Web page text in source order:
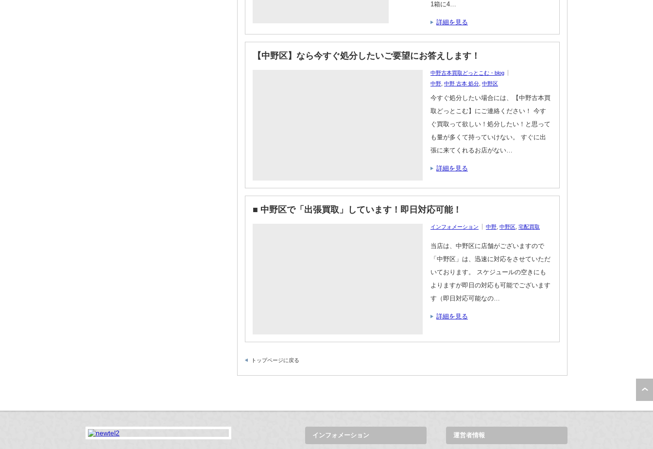
1箱に4…
詳細を見る
【中野区】なら今すぐ処分したいご要望にお答えします！
中野古本買取どっとこむ・blog
中野 中野 古本 処分 中野区
今すぐ処分したい場合には、【中野古本買
取どっとこむ】にご連絡ください！ 今す
ぐ買取って欲しい！処分したい！と思って
も量が多くて持っていけない。 すぐに出
張に来てくれるお店がない…
詳細を見る
■ 中野区で「出張買取」しています！即日対応可能！
インフォメーション 中野 中野区 宅配買取
当店は、中野区に店舗がございますので
「中野区」は、迅速に対応をさせていただ
いております。 スケジュールの空きにも
よりますが即日の対応も可能でございます
す（即日対応可能なの…
詳細を見る
トップページに戻る
インフォメーション 運営者情報